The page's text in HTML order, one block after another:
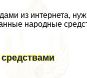
из интернета,
народные